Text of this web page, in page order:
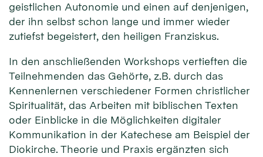
geistlichen Autonomie und einen auf denjenigen,
der ihn selbst schon lange und immer wieder
zutiefst begeistert, den heiligen Franziskus.
In den anschließenden Workshops vertieften die
Teilnehmenden das Gehörte, z.B. durch das
Kennenlernen verschiedener Formen christlicher
Spiritualität, das Arbeiten mit biblischen Texten
oder Einblicke in die Möglichkeiten digitaler
Kommunikation in der Katechese am Beispiel der
Diokirche. Theorie und Praxis ergänzten sich